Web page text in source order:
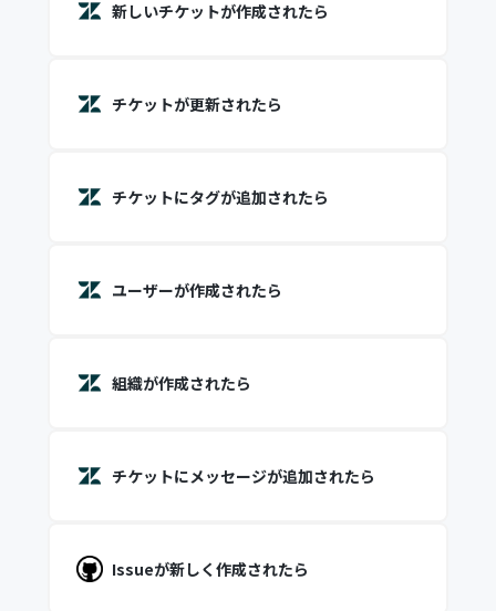
新しいチケットが作成されたら
チケットが更新されたら
チケットにタグが追加されたら
ユーザーが作成されたら
組織が作成されたら
チケットにメッセージが追加されたら
Issueが新しく作成されたら